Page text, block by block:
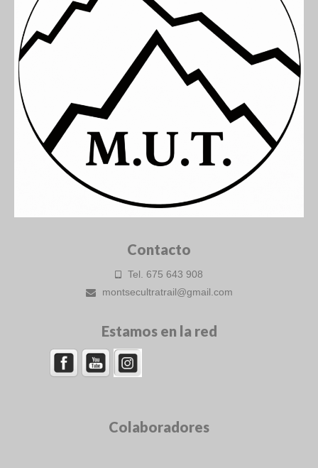
Contacto
Tel. 675 643 908
montsecultratrail@gmail.com
Estamos en la red
Colaboradores